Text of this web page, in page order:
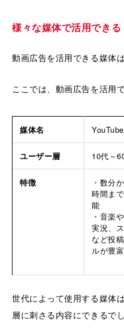
様々な媒体で活用できる
動画広告を活用できる媒体
ここでは、動画広告を活用
媒体名 YouTube
ユーザー層 10代～
特徴
・数分
時間ま
能
・音楽
実況、
など投
ルが豊富
世代によって使用する媒体
層に刺さる内容にできるでし